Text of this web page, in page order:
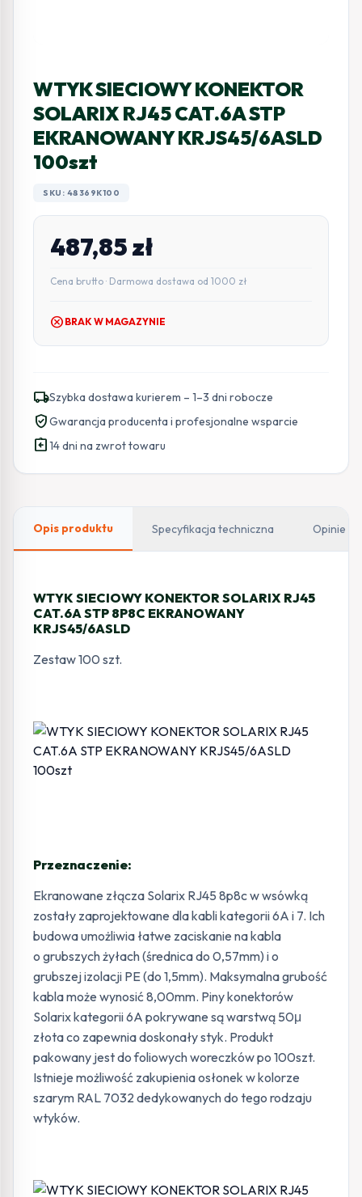
WTYK SIECIOWY KONEKTOR
SOLARIX RJ45 CAT.6A STP
EKRANOWANY KRJS45/6ASLD
100szt
SKU: 48369K100
487,85zł
Cena brutto · Darmowa dostawa od 1000 zł
cancel BRAK W MAGAZYNIE
local_shippingSzybka dostawa kurierem – 1–3 dni robocze
verified_userGwarancja producenta i profesjonalne wsparcie
assignment_return14 dni na zwrot towaru
Opis produktu Specyfikacja techniczna Opinie
WTYK SIECIOWY KONEKTOR SOLARIX RJ45
CAT.6A STP 8P8C EKRANOWANY
KRJS45/6ASLD
Zestaw 100 szt.
Przeznaczenie:
Ekranowane złącza Solarix RJ45 8p8c w wsówką
zostały zaprojektowane dla kabli kategorii 6A i 7. Ich
budowa umożliwia łatwe zaciskanie na kabla
o grubszych żyłach (średnica do 0,57mm) i o
grubszej izolacji PE (do 1,5mm). Maksymalna grubość
kabla może wynosić 8,00mm. Piny konektorów
Solarix kategorii 6A pokrywane są warstwą 50μ
złota co zapewnia doskonały styk. Produkt
pakowany jest do foliowych woreczków po 100szt.
Istnieje możliwość zakupienia osłonek w kolorze
szarym RAL 7032 dedykowanych do tego rodzaju
wtyków.